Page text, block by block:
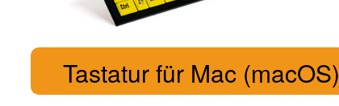
Tastatur für Mac (macOS)